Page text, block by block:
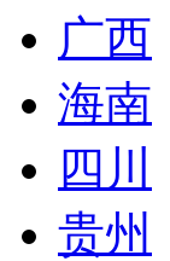
广西
海南
四川
贵州